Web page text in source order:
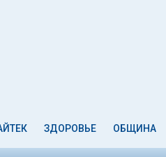
ЗДОРОВЬЕ ОБЩИНА